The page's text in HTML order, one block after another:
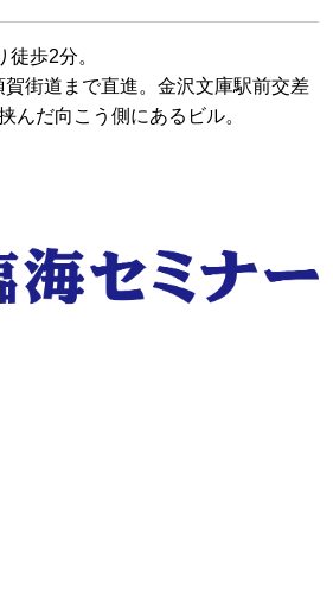
歩2分。
街道まで直進。金沢文庫駅前交差
んだ向こう側にあるビル。